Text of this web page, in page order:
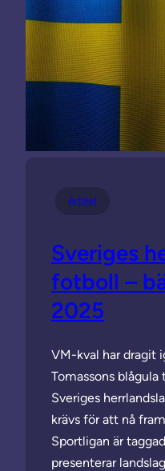
Artikel
Sveriges
fotboll –
2025
VM-kval har dragit
Tomassons blågula
Sveriges
krävs för att nå
Sportligan är
presenterar